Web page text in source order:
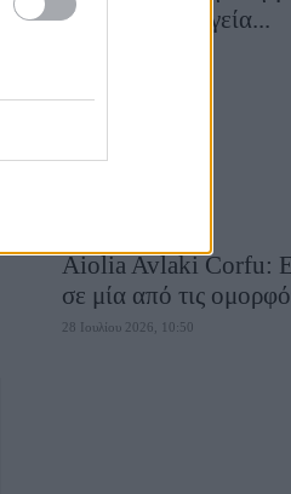
συναντά τη μαγεία...
Aiolia Avlaki Corfu:
σε μία από τις
28 Ιουλίου 2026, 10:50